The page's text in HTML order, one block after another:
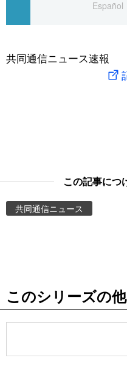
社会
旅と暮らし
東京
科学・技術
暮らし
Español
共同通信ニュース速報
この記事につ
共同通信ニュース
このシリーズの